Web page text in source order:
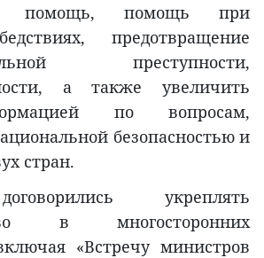
помощь, помощь при
предотвращение
преступности,
а также увеличить
по вопросам,
безопасностью и
стран.
укреплять
в многосторонних
«Встречу министров